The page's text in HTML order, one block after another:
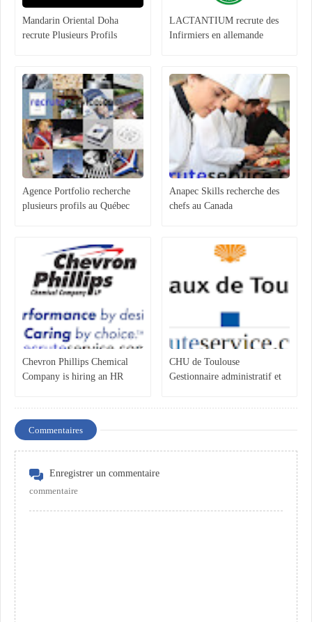
Mandarin Oriental Doha
recrute Plusieurs Profils
LACTANTIUM recrute des
Infirmiers en allemande
Agence Portfolio recherche
plusieurs profils au Québec
Anapec Skills recherche des
chefs au Canada
Chevron Phillips Chemical
Company is hiring an HR
CHU de Toulouse
Gestionnaire administratif et
Commentaires
Enregistrer un commentaire
commentaire